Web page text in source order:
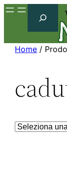
Home /
Seleziona